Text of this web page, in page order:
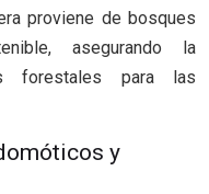
proviene de bosques
asegurando la
forestales para las
y